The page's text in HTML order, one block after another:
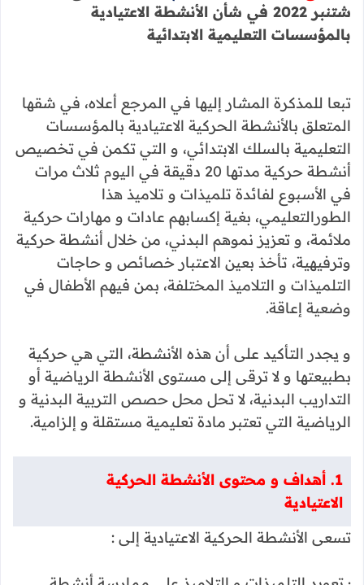
شتنبر 2022 في شأن الأنشطة الاعتيادية
بالمؤسسات التعليمية الابتدائية
تبعا للمذكرة المشار إليها في المرجع أعلاه، في شقها
المتعلق بالأنشطة الحركية الاعتيادية بالمؤسسات
التعليمية بالسلك الابتدائي، و التي تكمن في تخصيص
أنشطة حركية مدتها 20 دقيقة في اليوم ثلاث مرات
في الأسبوع لفائدة تلميذات و تلاميذ هذا
الطورالتعليمي، بغية إكسابهم عادات و مهارات حركية
ملائمة، و تعزيز نموهم البدني، من خلال أنشطة حركية
وترفيهية، تأخذ بعين الاعتبار خصائص و حاجات
التلميذات و التلاميذ المختلفة، بمن فيهم الأطفال في
وضعية إعاقة.
و يجدر التأكيد على أن هذه الأنشطة، التي هي حركية
بطبيعتها و لا ترقى إلى مستوى الأنشطة الرياضية أو
التداريب البدنية، لا تحل محل حصص التربية البدنية و
الرياضية التي تعتبر مادة تعليمية مستقلة و إلزامية.
1. أهداف و محتوى الأنشطة الحركية
الاعتيادية
تسعى الأنشطة الحركية الاعتيادية إلى :